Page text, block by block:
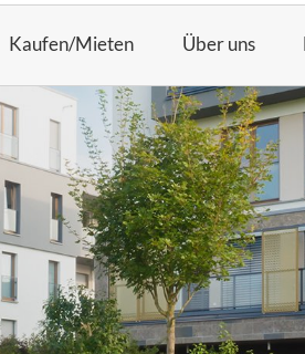
Kaufen/Mieten Über uns